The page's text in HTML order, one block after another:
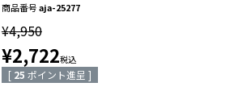
商品番号aja-25277
¥4,950
¥2,722税込
[ 25 ポイント進呈 ]